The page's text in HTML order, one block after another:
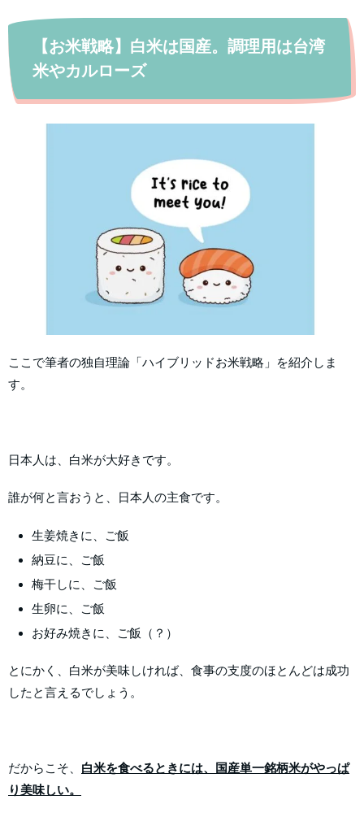
【お米戦略】白米は国産。調理用は台湾
米やカルローズ
ここで筆者の独自理論「ハイブリッドお米戦略」を紹介しま
す。
日本人は、白米が大好きです。
誰が何と言おうと、日本人の主食です。
生姜焼きに、ご飯
納豆に、ご飯
梅干しに、ご飯
生卵に、ご飯
お好み焼きに、ご飯（？）
とにかく、白米が美味しければ、食事の支度のほとんどは成功
したと言えるでしょう。
だからこそ、 白米を食べるときには、国産単一銘柄米がやっぱ
り美味しい。